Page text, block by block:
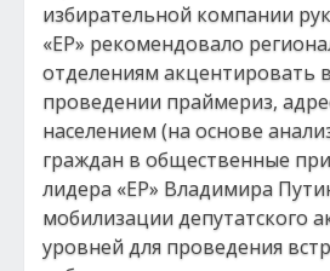
избирательной компании
«ЕР» рекомендовало
отделениям акцентировать
проведении праймериз,
населением (на основе
граждан в общественные
лидера «ЕР» Владимира
мобилизации депутатского
уровней для проведения